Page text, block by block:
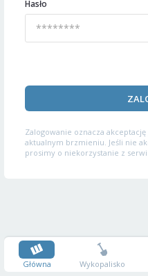
Hasło
Zalogowanie oznacza akceptację
aktualnym brzmieniu. Jeśli nie
prosimy o niekorzystanie z
Główna Wykopalisko